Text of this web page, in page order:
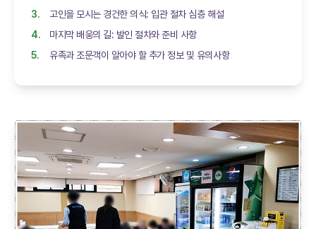
고인을 모시는 경건한 의식: 입관 절차 심층 해설
마지막 배웅의 길: 발인 절차와 준비 사항
유족과 조문객이 알아야 할 추가 정보 및 유의사항